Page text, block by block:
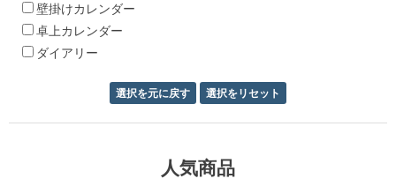
壁掛けカレンダー
卓上カレンダー
ダイアリー
人気商品